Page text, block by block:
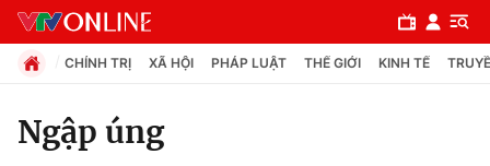
CHÍNH TRỊ XÃ HỘI PHÁP LUẬT THẾ GIỚI KINH TẾ
Ngập úng